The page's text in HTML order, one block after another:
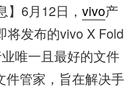
】6月12日，vivo产
将发布的vivo X Fold
唯一且最好的文件
管家，旨在解决手